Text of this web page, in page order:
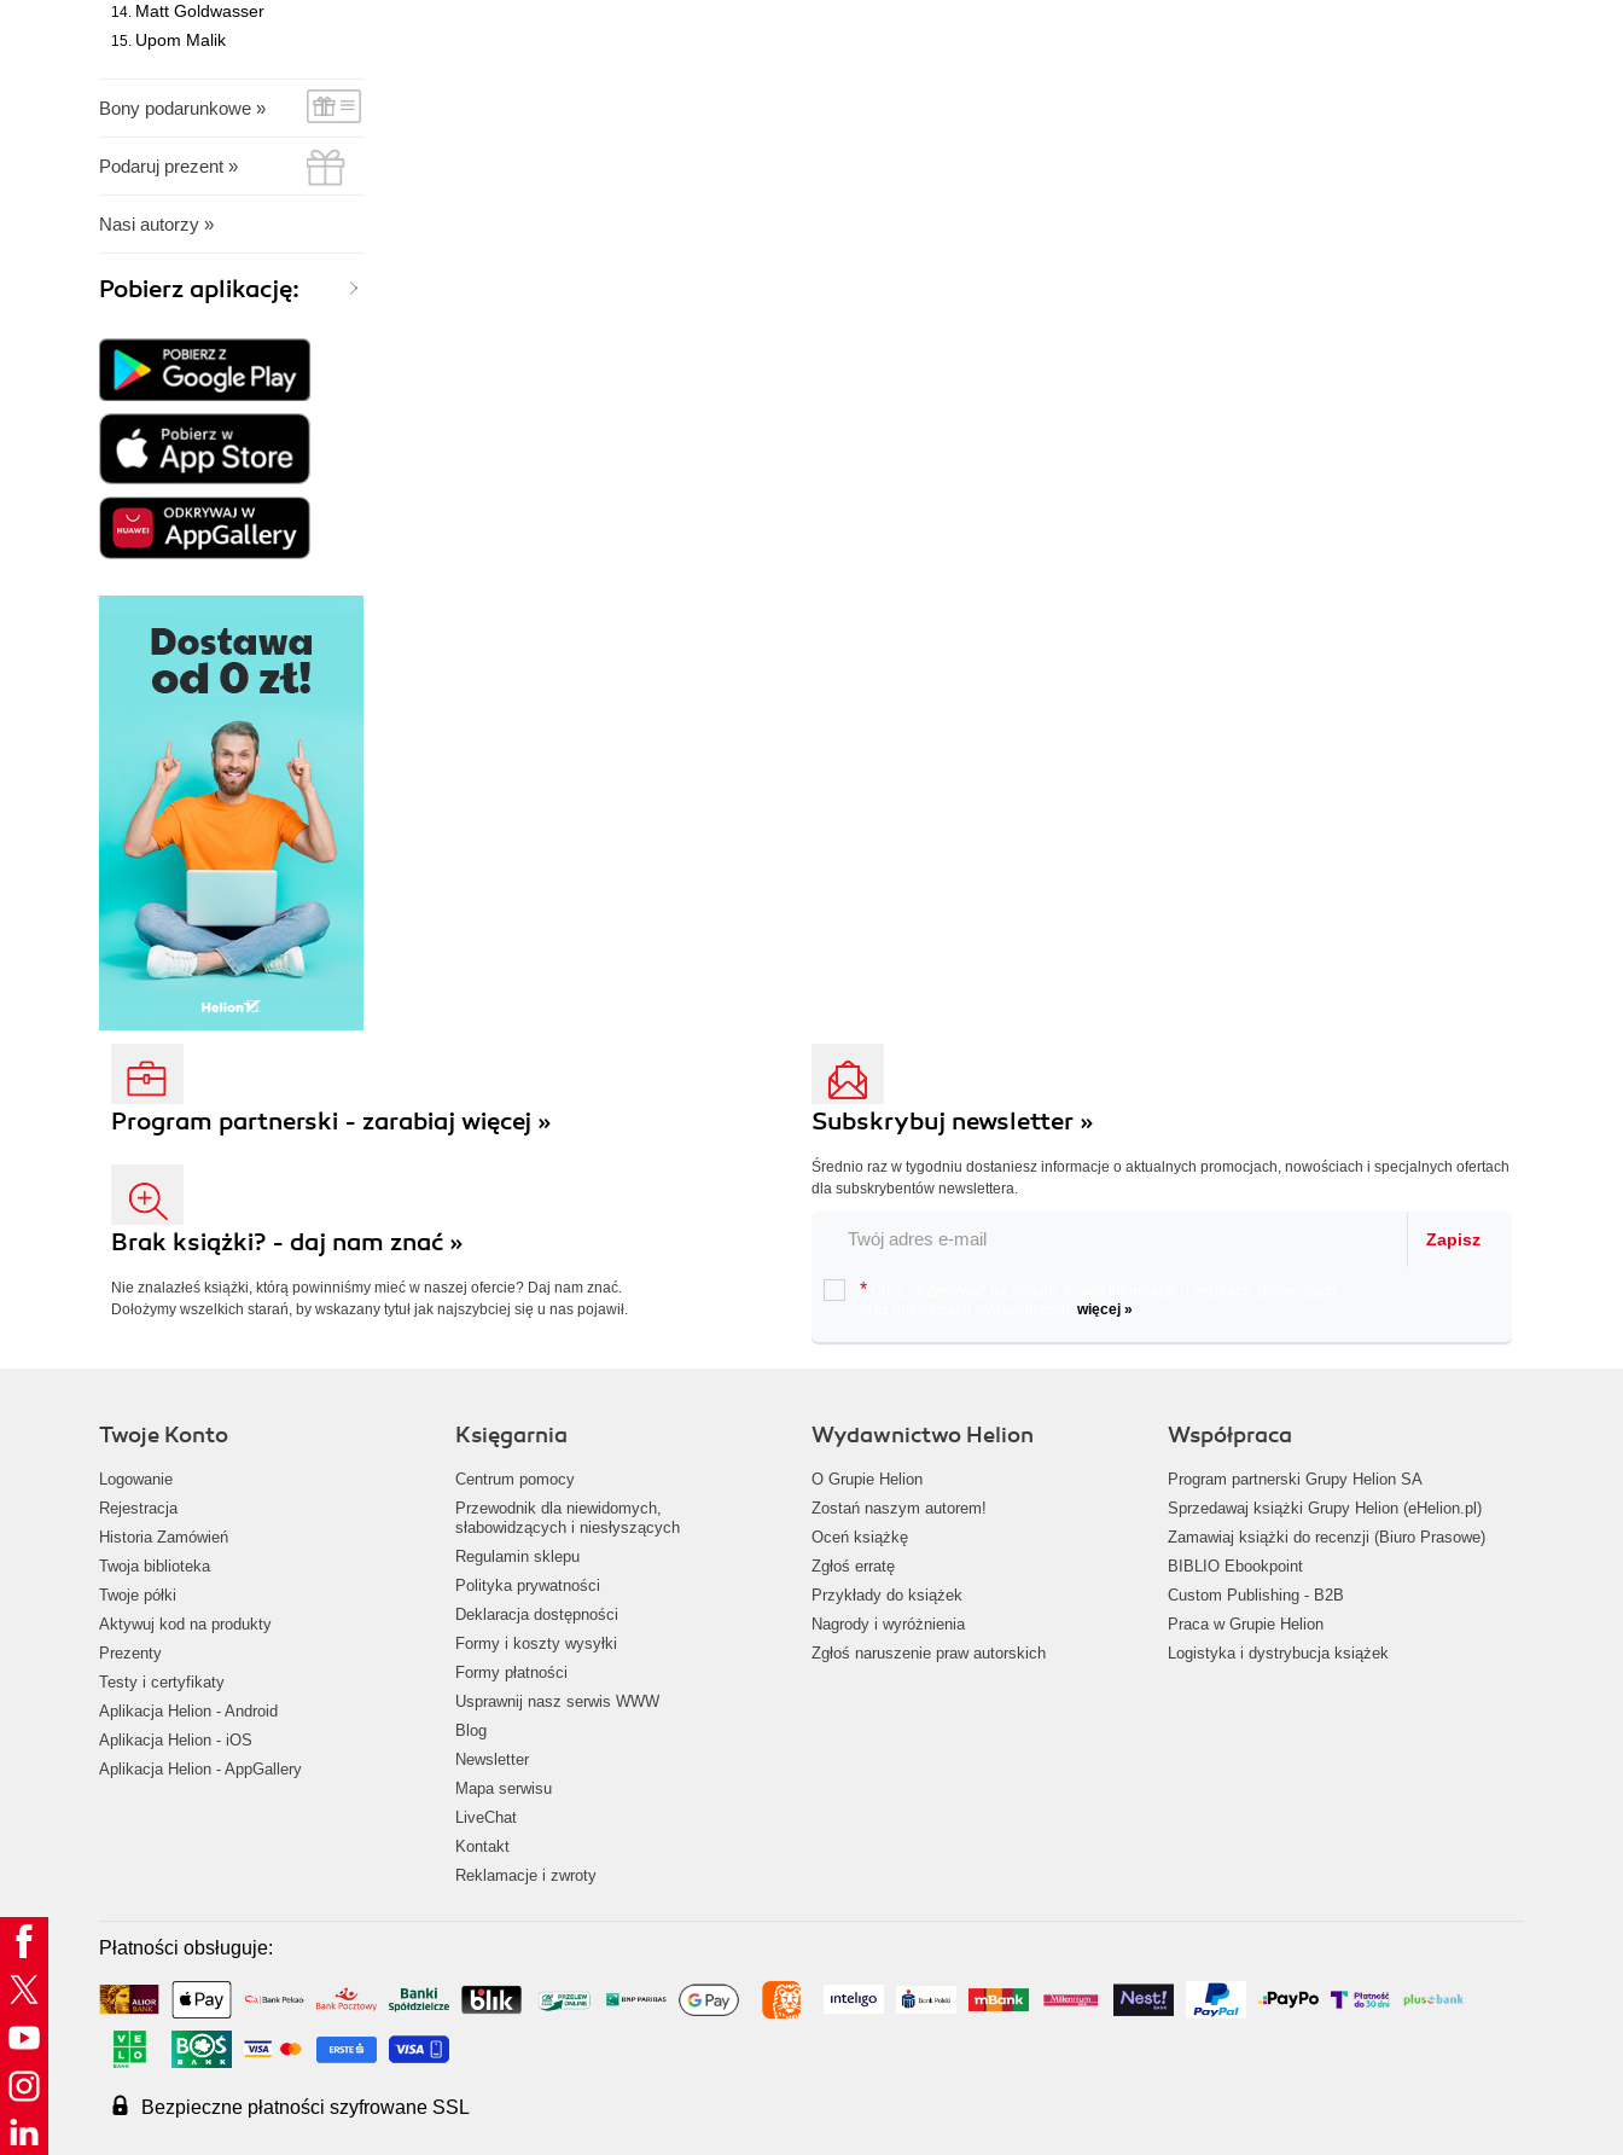
Matt Goldwasser
Upom Malik
Bony podarunkowe »
Podaruj prezent »
Nasi autorzy »
Pobierz aplikację:
Program partnerski - zarabiaj więcej »
Brak książki? - daj nam znać »
Nie znalazłeś książki, którą powinniśmy mieć w naszej ofercie? Daj nam znać.
Dołożymy wszelkich starań, by wskazany tytuł jak najszybciej się u nas pojawił.
Subskrybuj newsletter »
Średnio raz w tygodniu dostaniesz informacje o aktualnych promocjach, nowościach i specjalnych ofertach
dla subskrybentów newslettera.
Zapisz
*
więcej »
Twoje Konto
Logowanie
Rejestracja
Historia Zamówień
Twoja biblioteka
Twoje półki
Aktywuj kod na produkty
Prezenty
Testy i certyfikaty
Aplikacja Helion - Android
Aplikacja Helion - iOS
Aplikacja Helion - AppGallery
Księgarnia
Centrum pomocy
Przewodnik dla niewidomych,
słabowidzących i niesłyszących
Regulamin sklepu
Polityka prywatności
Deklaracja dostępności
Formy i koszty wysyłki
Formy płatności
Usprawnij nasz serwis WWW
Blog
Newsletter
Mapa serwisu
LiveChat
Kontakt
Reklamacje i zwroty
Wydawnictwo Helion
O Grupie Helion
Zostań naszym autorem!
Oceń książkę
Zgłoś erratę
Przykłady do książek
Nagrody i wyróżnienia
Zgłoś naruszenie praw autorskich
Współpraca
Program partnerski Grupy Helion SA
Sprzedawaj książki Grupy Helion (eHelion.pl)
Zamawiaj książki do recenzji (Biuro Prasowe)
BIBLIO Ebookpoint
Custom Publishing - B2B
Praca w Grupie Helion
Logistyka i dystrybucja książek
Płatności obsługuje:
Bezpieczne płatności szyfrowane SSL